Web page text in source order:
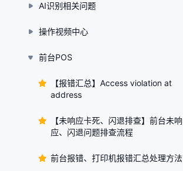
AI识别相关问题
操作视频中心
前台POS
【报错汇总】Access violation at
address
【未响应卡死、闪退排查】前台未响
应、闪退问题排查流程
前台报错、打印机报错汇总处理方法